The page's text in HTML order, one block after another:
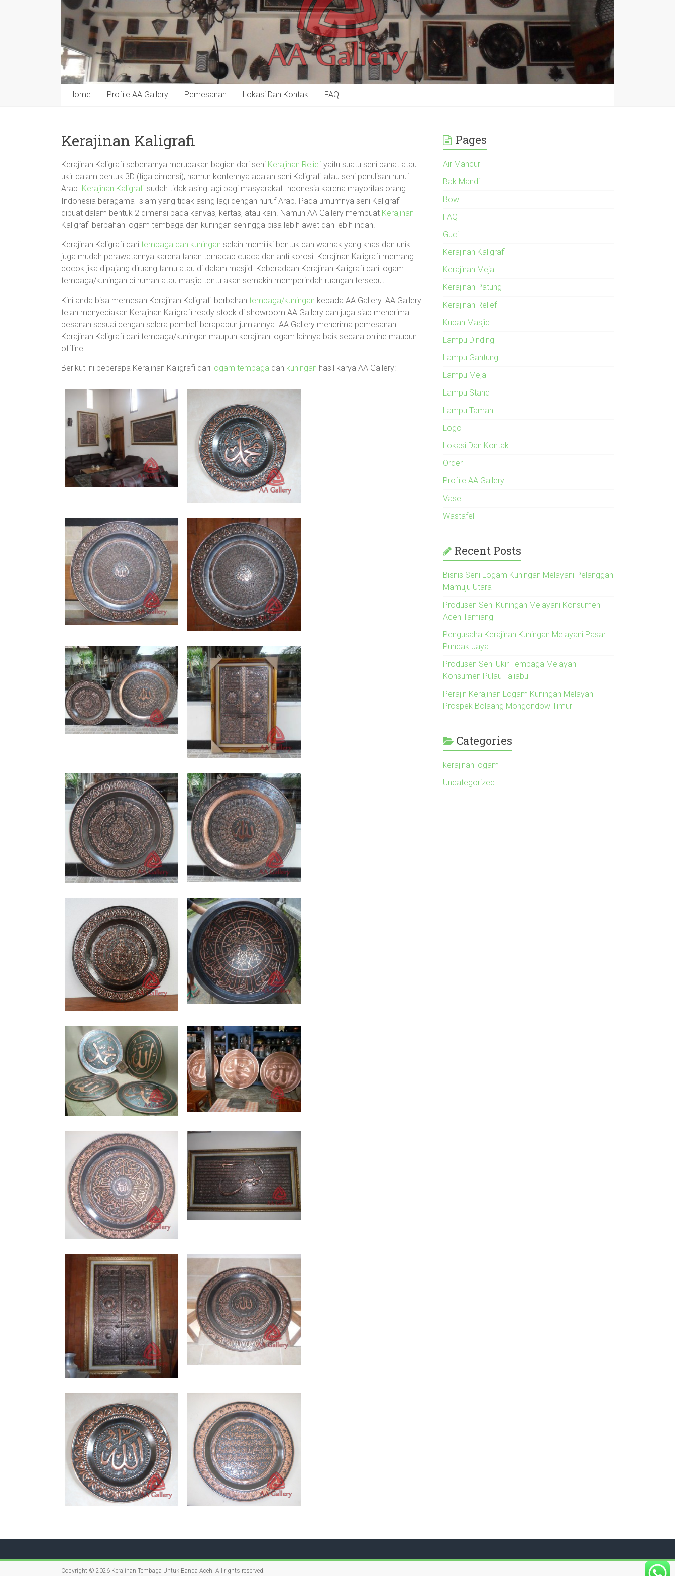
Home Profile AA Gallery Pemesanan Lokasi Dan Kontak FAQ
Kerajinan Kaligrafi
Kerajinan Kaligrafi sebenarnya merupakan bagian dari seni Kerajinan Reliefyaitu suatu seni pahat atau
ukir dalam bentuk 3D (tiga dimensi), namun kontennya adalah seni Kaligrafi atau seni penulisan huruf
Arab. Kerajinan Kaligrafi sudah tidak asing lagi bagi masyarakat Indonesia karena mayoritas orang
Indonesia beragama Islam yang tidak asing lagi dengan huruf Arab. Pada umumnya seni Kaligrafi
dibuat dalam bentuk 2 dimensi pada kanvas, kertas, atau kain. Namun AA Gallery membuat Kerajinan
Kaligrafi berbahan logam tembaga dan kuningan sehingga bisa lebih awet dan lebih indah.
Kerajinan Kaligrafi dari tembaga dan kuningan selain memiliki bentuk dan warnak yang khas dan unik
juga mudah perawatannya karena tahan terhadap cuaca dan anti korosi. Kerajinan Kaligrafi memang
cocok jika dipajang diruang tamu atau di dalam masjid. Keberadaan Kerajinan Kaligrafi dari logam
tembaga/kuningan di rumah atau masjid tentu akan semakin memperindah ruangan tersebut.
Kini anda bisa memesan Kerajinan Kaligrafi berbahan tembaga/kuningan kepada AA Gallery. AA Gallery
telah menyediakan Kerajinan Kaligrafi ready stock di showroom AA Gallery dan juga siap menerima
pesanan sesuai dengan selera pembeli berapapun jumlahnya. AA Gallery menerima pemesanan
Kerajinan Kaligrafi dari tembaga/kuningan maupun kerajinan logam lainnya baik secara online maupun
offline.
Berikut ini beberapa Kerajinan Kaligrafi dari logam tembaga dan kuningan hasil karya AA Gallery:
Pages
Air Mancur
Bak Mandi
Bowl
FAQ
Guci
Kerajinan Kaligrafi
Kerajinan Meja
Kerajinan Patung
Kerajinan Relief
Kubah Masjid
Lampu Dinding
Lampu Gantung
Lampu Meja
Lampu Stand
Lampu Taman
Logo
Lokasi Dan Kontak
Order
Profile AA Gallery
Vase
Wastafel
Recent Posts
Bisnis Seni Logam Kuningan Melayani Pelanggan
Mamuju Utara
Produsen Seni Kuningan Melayani Konsumen
Aceh Tamiang
Pengusaha Kerajinan Kuningan Melayani Pasar
Puncak Jaya
Produsen Seni Ukir Tembaga Melayani
Konsumen Pulau Taliabu
Perajin Kerajinan Logam Kuningan Melayani
Prospek Bolaang Mongondow Timur
Categories
kerajinan logam
Uncategorized
Copyright © 2026 Kerajinan Tembaga Untuk Banda Aceh. All rights reserved.